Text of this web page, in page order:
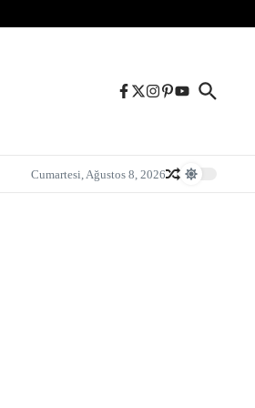
Cumartesi, Ağustos 8, 2026